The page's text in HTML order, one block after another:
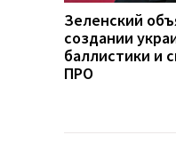
Зеленский
создании
баллистики и
ПРО